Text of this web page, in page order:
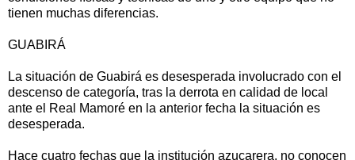
tienen muchas diferencias.
GUABIRÁ
La situación de Guabirá es desesperada involucrado con el
descenso de categoría, tras la derrota en calidad de local
ante el Real Mamoré en la anterior fecha la situación es
desesperada.
Hace cuatro fechas que la institución azucarera, no conocen